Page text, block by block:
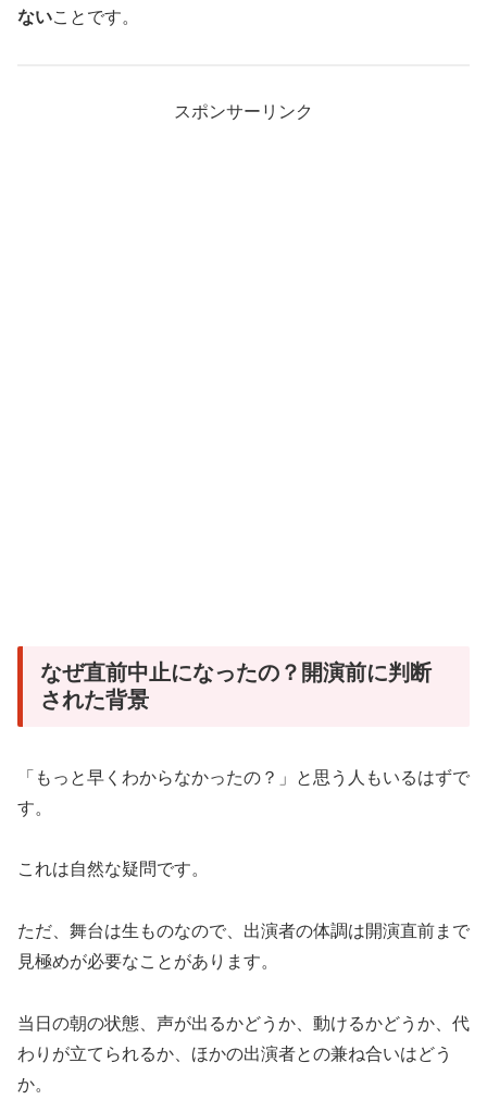
ないことです。
スポンサーリンク
なぜ直前中止になったの？開演前に判断
された背景
「もっと早くわからなかったの？」と思う人もいるはずで
す。
これは自然な疑問です。
ただ、舞台は生ものなので、出演者の体調は開演直前まで
見極めが必要なことがあります。
当日の朝の状態、声が出るかどうか、動けるかどうか、代
わりが立てられるか、ほかの出演者との兼ね合いはどう
か。